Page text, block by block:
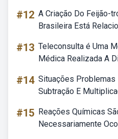
#12 A Criação Do Feijão-
Brasileira Está
#13 Teleconsulta é Uma
Médica Realizada A
#14 Situações Problemas
Subtração E
#15 Reações Químicas
Necessariamente